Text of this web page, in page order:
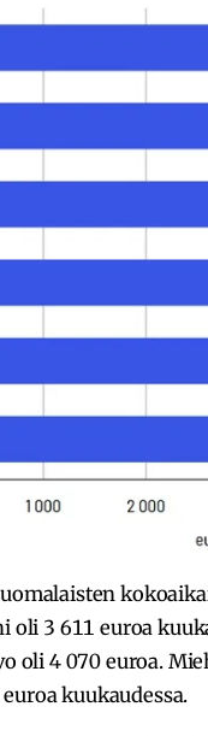
3 611 euroa
oli 4 070 euroa.
kuukaudessa.